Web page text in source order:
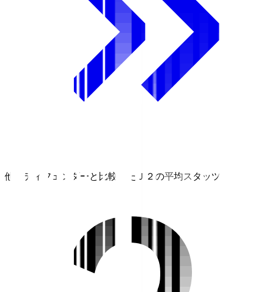
他のディフェンダーと比較したＪ２の平均スタッツ